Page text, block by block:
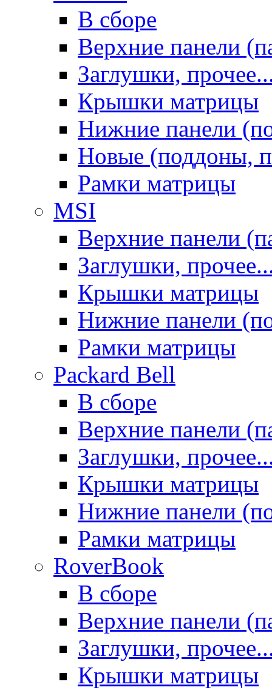
В сборе
Верхние панели
Заглушки,
Крышки матрицы
Нижние панели
Новые (поддоны,
Рамки матрицы
MSI
Верхние панели
Заглушки,
Крышки матрицы
Нижние панели
Рамки матрицы
Packard Bell
В сборе
Верхние панели
Заглушки,
Крышки матрицы
Нижние панели
Рамки матрицы
RoverBook
В сборе
Верхние панели
Заглушки,
Крышки матрицы